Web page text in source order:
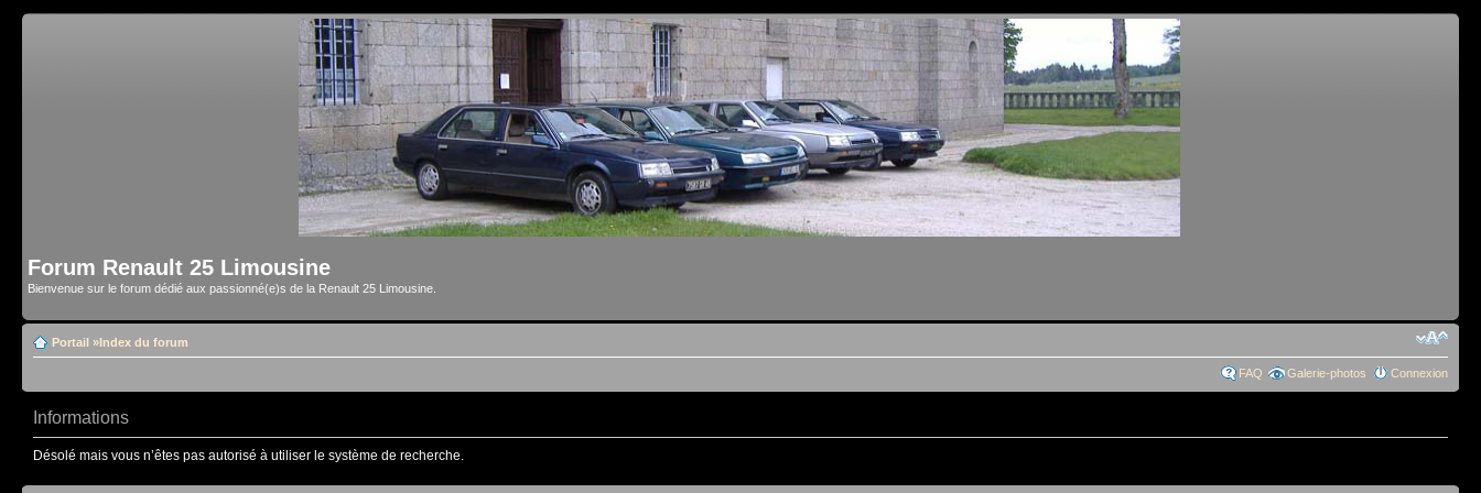
Forum Renault 25 Limousine
Bienvenue sur le forum dédié aux passionné(e)s de la Renault 25 Limousine.
Portail »Index du forum
FAQ Galerie-photos Connexion
Informations
Désolé mais vous n’êtes pas autorisé à utiliser le système de recherche.